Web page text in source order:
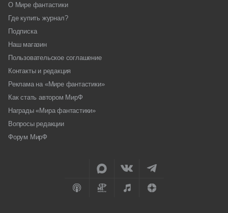
О Мире фантастики
Где купить журнал?
Подписка
Наш магазин
Пользовательское соглашение
Контакты и редакция
Реклама на «Мире фантастики»
Как стать автором МирФ
Награды «Мира фантастики»
Вопросы редакции
Форум МирФ